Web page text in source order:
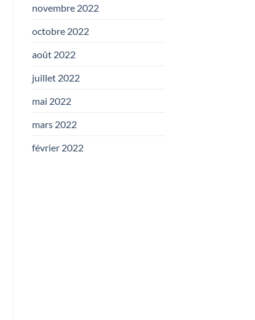
novembre 2022
octobre 2022
août 2022
juillet 2022
mai 2022
mars 2022
février 2022